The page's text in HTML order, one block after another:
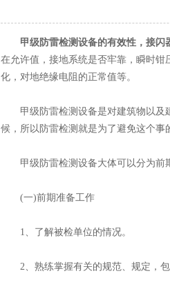
甲级防雷检测设备的有效性，接闪
在允许值，接地系统是否牢靠，瞬时
化，对地绝缘电阻的正常值等。
甲级防雷检测设备是对建筑物以及建
候，所以防雷检测就是为了避免这个事
甲级防雷检测设备大体可以分为前
(一)前期准备工作
1、了解被检单位的情况。
2、熟练掌握有关的规范、规定，包